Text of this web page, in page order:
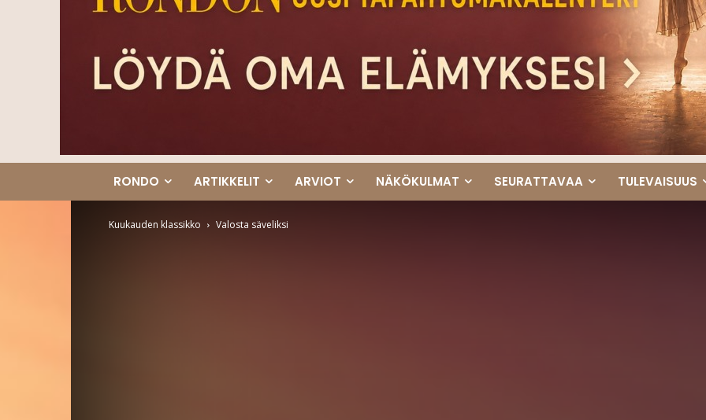
RONDO ARTIKKELIT ARVIOT NÄKÖKULMAT SEURATTAVAA TULEVAISUUS
Kuukauden klassikko Valosta säveliksi